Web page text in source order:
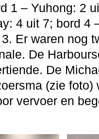
1 – Yuhong: 2
4 uit 7; bord 4
Er waren nog
De
De
(zie foto)
vervoer en